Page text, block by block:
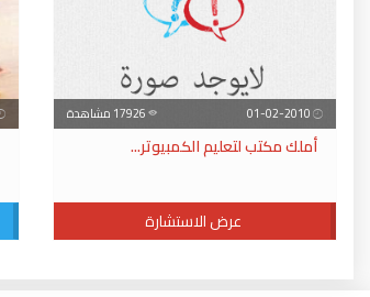
17926 مشاهدة
أملك مكتب لتعليم الكمبيوتر...
عرض الاستشارة